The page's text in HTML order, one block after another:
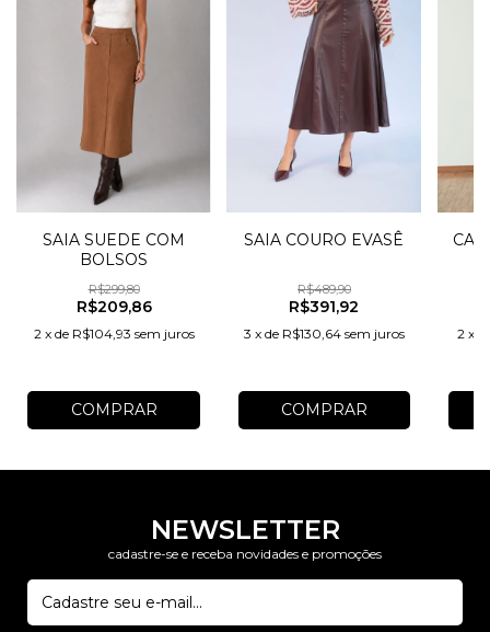
SAIA SUEDE COM
BOLSOS
R$299,80
R$209,86
2 x de R$104,93 sem juros
COMPRAR
SAIA COURO EVASÊ
R$489,90
R$391,92
3 x de R$130,64 sem juros
COMPRAR
2 x
NEWSLETTER
cadastre-se e receba novidades e promoções